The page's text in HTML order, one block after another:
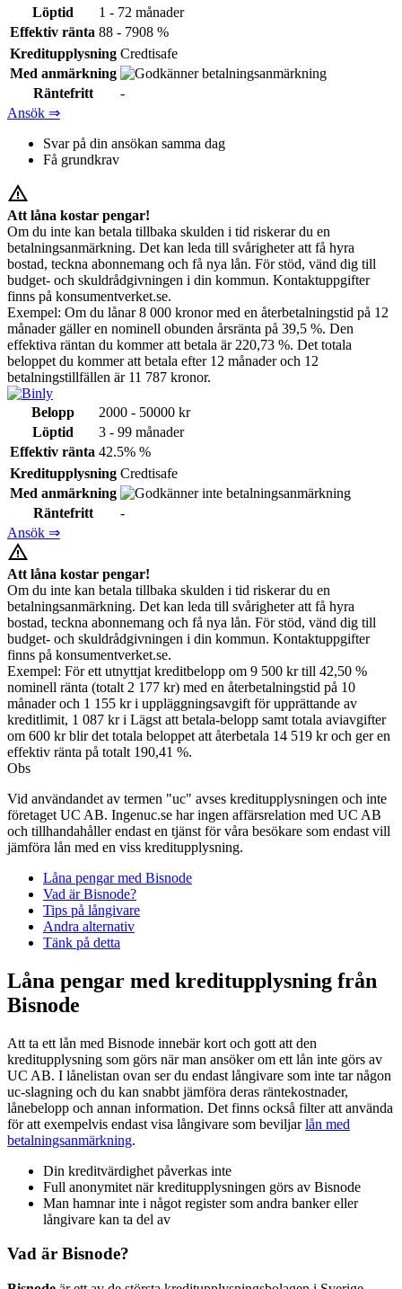
Löptid
1 - 72 månader
Effektiv ränta 88 - 7908 %
Kreditupplysning Credtisafe
Med anmärkning
Räntefritt
-
Ansök ⇒
Svar på din ansökan samma dag
Få grundkrav
warning_amber
Att låna kostar pengar!
Om du inte kan betala tillbaka skulden i tid riskerar du en
betalningsanmärkning. Det kan leda till svårigheter att få hyra
bostad, teckna abonnemang och få nya lån. För stöd, vänd dig till
budget- och skuldrådgivningen i din kommun. Kontaktuppgifter
finns på konsumentverket.se.
Exempel: Om du lånar 8 000 kronor med en återbetalningstid på 12
månader gäller en nominell obunden årsränta på 39,5 %. Den
effektiva räntan du kommer att betala är 220,73 %. Det totala
beloppet du kommer att betala efter 12 månader och 12
betalningstillfällen är 11 787 kronor.
Belopp
2000 - 50000 kr
Löptid
3 - 99 månader
Effektiv ränta 42.5% %
Kreditupplysning Credtisafe
Med anmärkning
Räntefritt
-
Ansök ⇒
warning_amber
Att låna kostar pengar!
Om du inte kan betala tillbaka skulden i tid riskerar du en
betalningsanmärkning. Det kan leda till svårigheter att få hyra
bostad, teckna abonnemang och få nya lån. För stöd, vänd dig till
budget- och skuldrådgivningen i din kommun. Kontaktuppgifter
finns på konsumentverket.se.
Exempel: För ett utnyttjat kreditbelopp om 9 500 kr till 42,50 %
nominell ränta (totalt 2 177 kr) med en återbetalningstid på 10
månader och 1 155 kr i uppläggningsavgift för upprättande av
kreditlimit, 1 087 kr i Lägst att betala-belopp samt totala aviavgifter
om 600 kr blir det totala beloppet att återbetala 14 519 kr och ger en
effektiv ränta på totalt 190,41 %.
Obs
Vid användandet av termen "uc" avses kreditupplysningen och inte
företaget UC AB. Ingenuc.se har ingen affärsrelation med UC AB
och tillhandahåller endast en tjänst för våra besökare som endast vill
jämföra lån med en viss kreditupplysning.
Låna pengar med Bisnode
Vad är Bisnode?
Tips på långivare
Andra alternativ
Tänk på detta
Låna pengar med kreditupplysning från
Bisnode
Att ta ett lån med Bisnode innebär kort och gott att den
kreditupplysning som görs när man ansöker om ett lån inte görs av
UC AB. I lånelistan ovan ser du endast långivare som inte tar någon
uc-slagning och du kan snabbt jämföra deras räntekostnader,
lånebelopp och annan information. Det finns också filter att använda
för att exempelvis endast visa långivare som beviljarlån med
betalningsanmärkning.
Din kreditvärdighet påverkas inte
Full anonymitet när kreditupplysningen görs av Bisnode
Man hamnar inte i något register som andra banker eller
långivare kan ta del av
Vad är Bisnode?